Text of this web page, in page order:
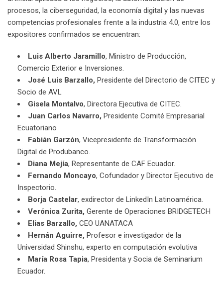
procesos, la ciberseguridad, la economía digital y las nuevas
competencias profesionales frente a la industria 4.0, entre los
expositores confirmados se encuentran:
Luis Alberto Jaramillo, Ministro de Producción,
Comercio Exterior e Inversiones.
José Luis Barzallo, Presidente del Directorio de CITEC y
Socio de AVL
Gisela Montalvo, Directora Ejecutiva de CITEC.
Juan Carlos Navarro, Presidente Comité Empresarial
Ecuatoriano
Fabián Garzón, Vicepresidente de Transformación
Digital de Produbanco.
Diana Mejía, Representante de CAF Ecuador.
Fernando Moncayo, Cofundador y Director Ejecutivo de
Inspectorio.
Borja Castelar, exdirector de LinkedIn Latinoamérica.
Verónica Zurita, Gerente de Operaciones BRIDGETECH
Elias Barzallo, CEO UANATACA
Hernán Aguirre, Profesor e investigador de la
Universidad Shinshu, experto en computación evolutiva
María Rosa Tapia, Presidenta y Socia de Seminarium
Ecuador.